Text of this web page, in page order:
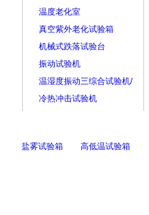
温度老化室
真空紫外老化试验箱
机械式跌落试验台
振动试验机
温湿度振动三综合试验机/
冷热冲击试验机
盐雾试验箱 高低温试验箱